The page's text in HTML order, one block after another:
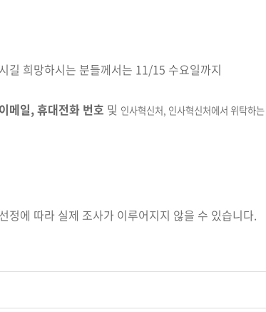
길 희망하시는 분들께서는 11/15 수요일까지
메일, 휴대전화 번호 및 인사혁신처, 인사혁신처에서 위탁하
정에 따라 실제 조사가 이루어지지 않을 수 있습니다.